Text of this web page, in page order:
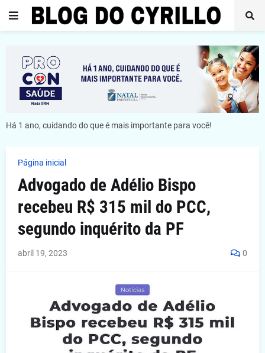
Há 1 ano, cuidando do que é mais importante para você!
Página inicial
Advogado de Adélio Bispo
recebeu R$ 315 mil do PCC,
segundo inquérito da PF
abril 19, 2023 0